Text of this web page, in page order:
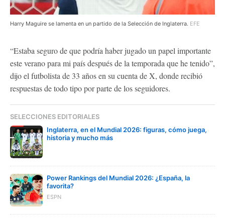
Harry Maguire se lamenta en un partido de la Selección de Inglaterra. EFE
“Estaba seguro de que podría haber jugado un papel importante
este verano para mi país después de la temporada que he tenido”,
dijo el futbolista de 33 años en su cuenta de X, donde recibió
respuestas de todo tipo por parte de los seguidores.
SELECCIONES EDITORIALES
Inglaterra, en el Mundial 2026: figuras, cómo juega,
historia y mucho más
Power Rankings del Mundial 2026: ¿España, la
favorita?
ESPN